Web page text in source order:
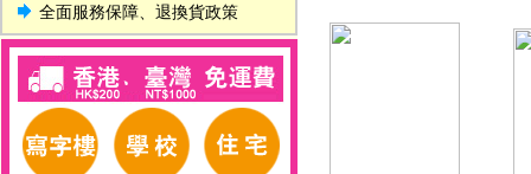
全面服務保障、退換貨政策